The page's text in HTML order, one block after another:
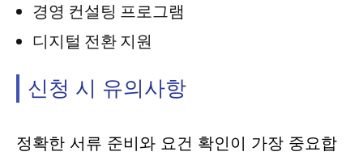
경영 컨설팅 프로그램
디지털 전환 지원
신청 시 유의사항
정확한 서류 준비와 요건 확인이 가장 중요합